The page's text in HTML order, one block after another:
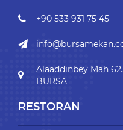
+90 533 931 75 45
Alaaddinbey Mah
BURSA
RESTORAN